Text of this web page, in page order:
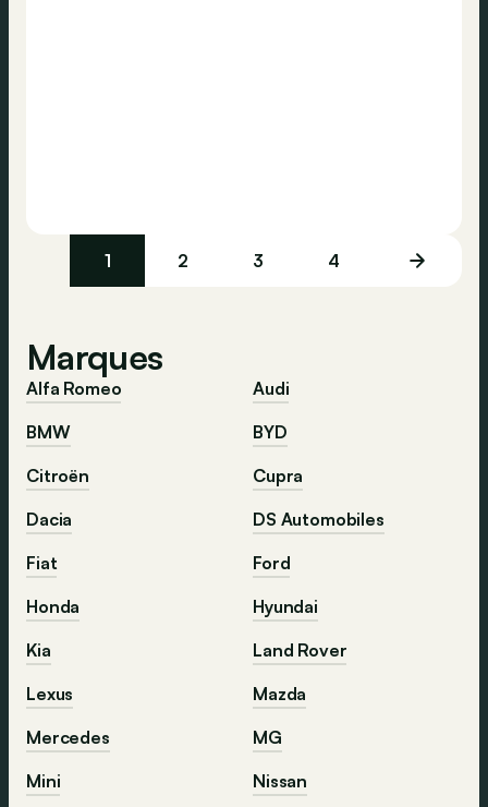
1 2 3 4
Marques
Alfa Romeo
Audi
BMW
BYD
Citroën
Cupra
Dacia
DS Automobiles
Fiat
Ford
Honda
Hyundai
Kia
Land Rover
Lexus
Mazda
Mercedes
MG
Mini
Nissan